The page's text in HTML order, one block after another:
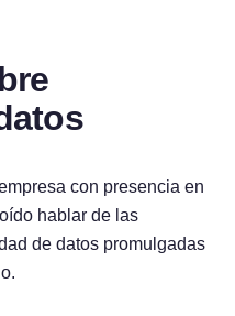
con presencia en
hablar de las
de datos promulgadas